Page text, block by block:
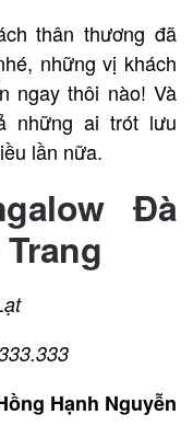
thân thương đã
những vị khách
ngay thôi nào! Và
những ai trót lưu
lần nữa.
Đà
Hạnh Nguyễn